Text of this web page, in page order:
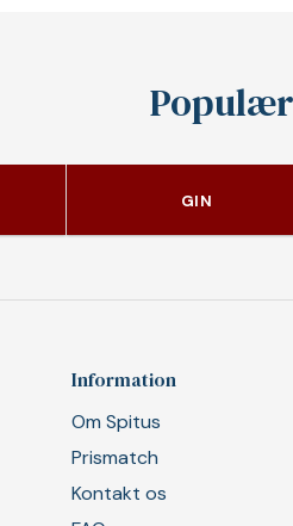
GIN
Information
Om Spitus
Prismatch
Kontakt os